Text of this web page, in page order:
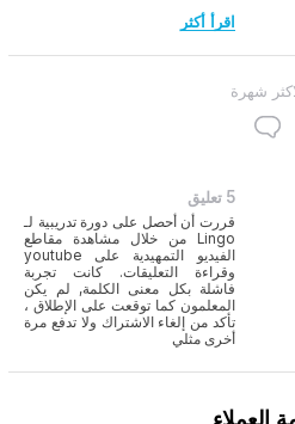
اقرأ أكثر
شهرة
5 تعليق
قررت أن أحصل على دورة تدريبية لـ
Lingo من خلال مشاهدة مقاطع
الفيديو التمهيدية على youtube
وقراءة التعليقات. كانت تجربة
فاشلة بكل معنى الكلمة, لم يكن
المعلمون كما توقعت على الإطلاق ،
تأكد من إلغاء الاشتراك ولا تدفع مرة
أخرى مثلي
العملاء